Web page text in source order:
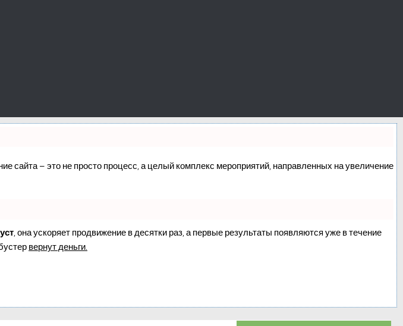
сайта – это не просто процесс, а целый комплекс мероприятий, направленных на увеличение
, она ускоряет продвижение в десятки раз, а первые результаты появляются уже в течение
вернут деньги.